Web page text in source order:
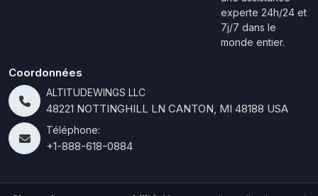
experte 24h/24 et
7j/7 dans le
monde entier.
Coordonnées
ALTITUDEWINGS LLC
48221 NOTTINGHILL LN CANTON, MI 48188 USA
Téléphone:
+1-888-618-0884